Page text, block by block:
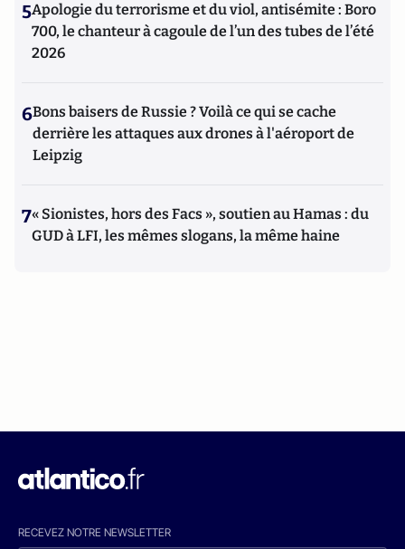
5Apologie du terrorisme et du viol, antisémite : Boro
700, le chanteur à cagoule de l’un des tubes de l’été
2026
6Bons baisers de Russie ? Voilà ce qui se cache
derrière les attaques aux drones à l'aéroport de
Leipzig
7« Sionistes, hors des Facs », soutien au Hamas : du
GUD à LFI, les mêmes slogans, la même haine
RECEVEZ NOTRE NEWSLETTER